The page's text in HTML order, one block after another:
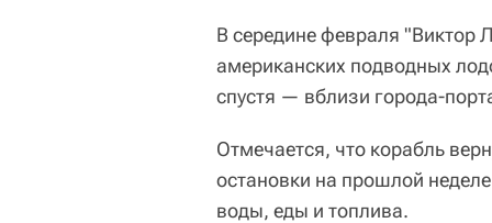
В середине февраля "Виктор
американских подводных
спустя — вблизи города-
Отмечается, что корабль
остановки на прошлой
воды, еды и топлива.